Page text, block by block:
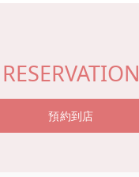
RESERVATION
預約到店